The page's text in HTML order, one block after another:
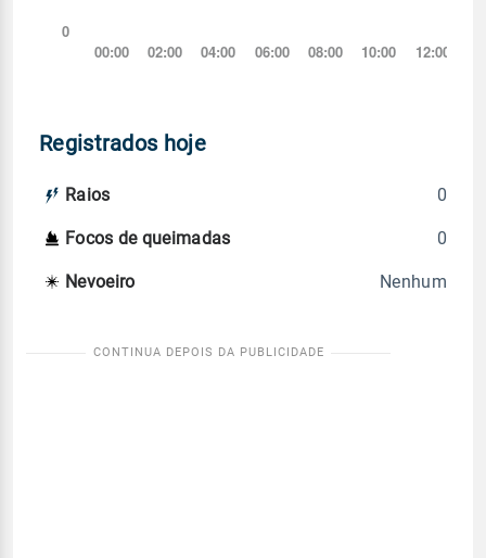
Registrados hoje
Raios 0
Focos de queimadas 0
Nevoeiro Nenhum